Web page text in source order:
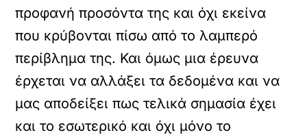
προφανή προσόντα της και όχι εκείνα
που κρύβονται πίσω από το λαμπερό
περίβλημα της. Και όμως μια έρευνα
έρχεται να αλλάξει τα δεδομένα και να
μας αποδείξει πως τελικά σημασία έχει
και το εσωτερικό και όχι μόνο το